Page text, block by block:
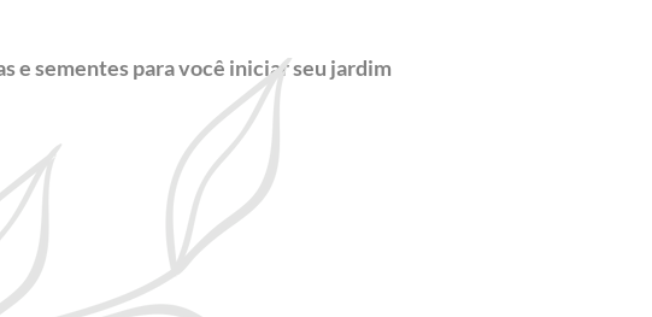
e sementes para você iniciar seu jardim